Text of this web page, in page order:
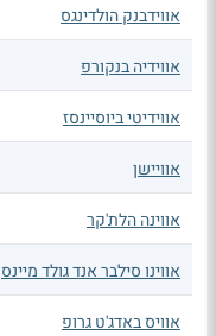
אווידבנק הולדינגס
אווידיה בנקורפ
אווידיטי ביוסיינסז
אוויישן
אווינה הלת'קר
אווינו סילבר אנד גולד מיינס
אוויס באדג'ט גרופ